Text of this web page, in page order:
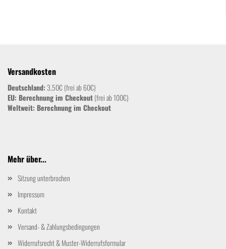
Versandkosten
Deutschland: 3,50€ (frei ab 60€)
EU: Berechnung im Checkout(frei ab 100€)
Weltweit: Berechnung im Checkout
Mehr über...
Sitzung unterbrochen
Impressum
Kontakt
Versand- & Zahlungsbedingungen
Widerrufsrecht & Muster-Widerrufsformular